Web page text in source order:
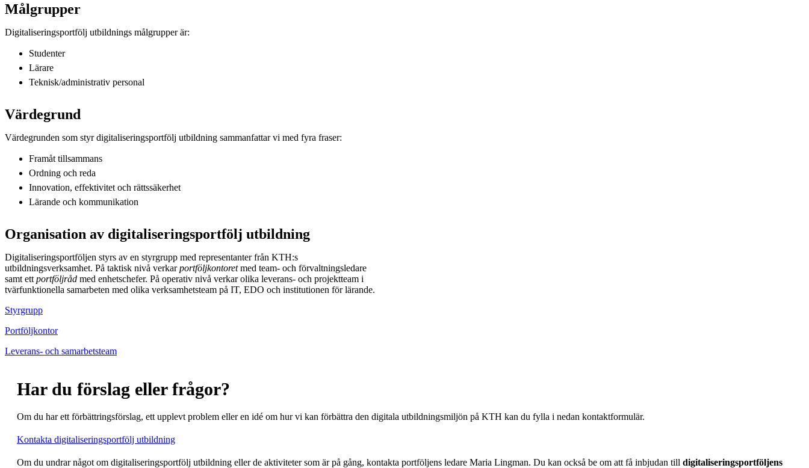
Målgrupper
Digitaliseringsportfölj utbildnings målgrupper är:
Studenter
Lärare
Teknisk/administrativ personal
Värdegrund
Värdegrunden som styr digitaliseringsportfölj utbildning sammanfattar vi med fyra fraser:
Framåt tillsammans
Ordning och reda
Innovation, effektivitet och rättssäkerhet
Lärande och kommunikation
Organisation av digitaliseringsportfölj utbildning
Digitaliseringsportföljen styrs av en styrgrupp med representanter från KTH:s
utbildningsverksamhet. På taktisk nivå verkarportföljkontoretmed team- och förvaltningsledare
samt ett portföljråd med enhetschefer. På operativ nivå verkar olika leverans- och projektteam i
tvärfunktionella samarbeten med olika verksamhetsteam på IT, EDO och institutionen för lärande.
Styrgrupp
Portföljkontor
Leverans- och samarbetsteam
Har du förslag eller frågor?
Om du har ett förbättringsförslag, ett upplevt problem eller en idé om hur vi kan förbättra den digitala utbildningsmiljön på KTH kan du fylla i nedan kontaktformulär.
Kontakta digitaliseringsportfölj utbildning
Om du undrar något om digitaliseringsportfölj utbildning eller de aktiviteter som är på gång, kontakta portföljens ledare Maria Lingman. Du kan också be om att få inbjudan till digitaliseringsportföljens